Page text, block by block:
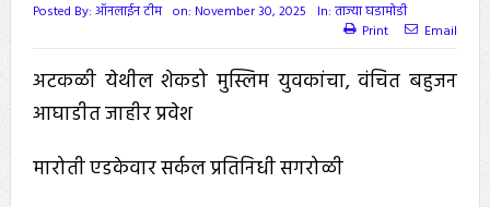
Posted By: ऑनलाईन टीम on: November 30, 2025 In: ताज्या घडामोडी
Print
Email
अटकळी येथील शेकडो मुस्लिम युवकांचा, वंचित बहुजन
आघाडीत जाहीर प्रवेश
मारोती एडकेवार सर्कल प्रतिनिधी सगरोळी